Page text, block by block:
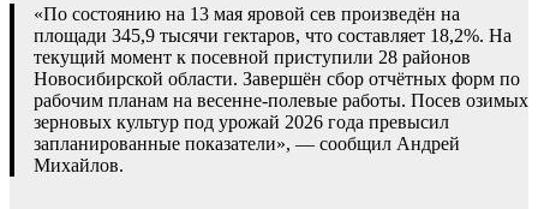
«По состоянию на 13 мая яровой сев произведён на
площади 345,9 тысячи гектаров, что составляет 18,2%. На
текущий момент к посевной приступили 28 районов
Новосибирской области. Завершён сбор отчётных форм по
рабочим планам на весенне-полевые работы. Посев озимых
зерновых культур под урожай 2026 года превысил
запланированные показатели», — сообщил Андрей
Михайлов.